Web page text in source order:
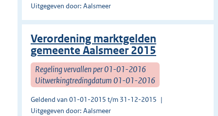
Uitgegeven door: Aalsmeer
Verordening marktgelden
gemeente Aalsmeer 2015
Regeling vervallen per 01-01-2016
Uitwerkingtredingdatum 01-01-2016
Geldend van 01-01-2015 t/m 31-12-2015
Uitgegeven door: Aalsmeer